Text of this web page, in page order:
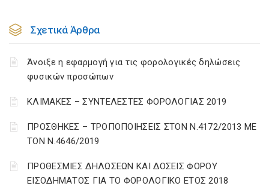
Σχετικά Άρθρα
Άνοιξε η εφαρμογή για τις φορολογικές δηλώσεις
φυσικών προσώπων
ΚΛΙΜΑΚΕΣ – ΣΥΝΤΕΛΕΣΤΕΣ ΦΟΡΟΛΟΓΙΑΣ 2019
ΠΡΟΣΘΗΚΕΣ – ΤΡΟΠΟΠΟΙΗΣΕΙΣ ΣΤΟΝ Ν.4172/2013 ΜΕ
ΤΟΝ Ν.4646/2019
ΠΡΟΘΕΣΜΙΕΣ ΔΗΛΩΣΕΩΝ ΚΑΙ ΔΟΣΕΙΣ ΦΟΡΟΥ
ΕΙΣΟΔΗΜΑΤΟΣ ΓΙΑ ΤΟ ΦΟΡΟΛΟΓΙΚΟ ΕΤΟΣ 2018